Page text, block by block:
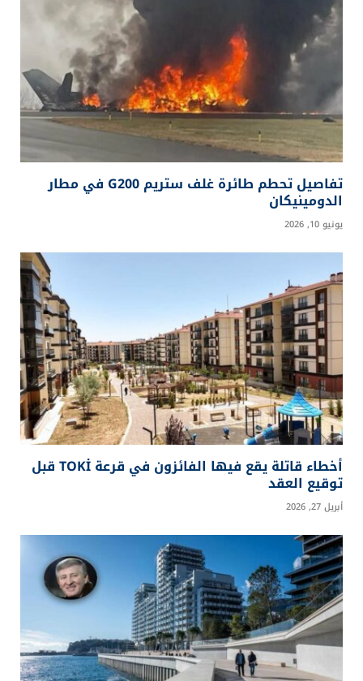
تفاصيل تحطم طائرة غلف ستريم G200 في مطار
الدومينيكان
يونيو 10, 2026
أخطاء قاتلة يقع فيها الفائزون في قرعة TOKİ قبل
توقيع العقد
أبريل 27, 2026